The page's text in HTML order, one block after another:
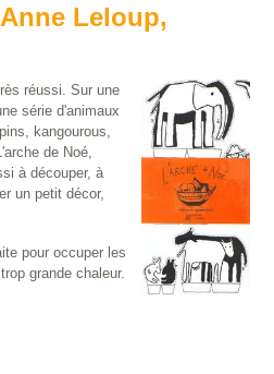
Leloup,
réussi. Sur une
série d'animaux
kangourous,
de Noé,
à découper, à
un petit décor,
pour occuper les
grande chaleur.